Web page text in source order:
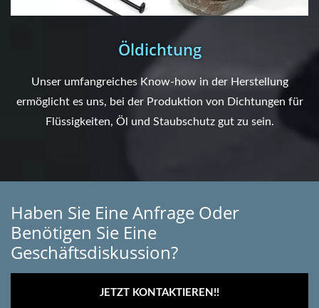
Öldichtung
Unser umfangreiches Know-how in der Herstellung
ermöglicht es uns, bei der Produktion von Dichtungen für
Flüssigkeiten, Öl und Staubschutz gut zu sein.
Haben Sie Eine Anfrage Oder
Benötigen Sie Eine
Geschäftsdiskussion?
JETZT KONTAKTIEREN!!